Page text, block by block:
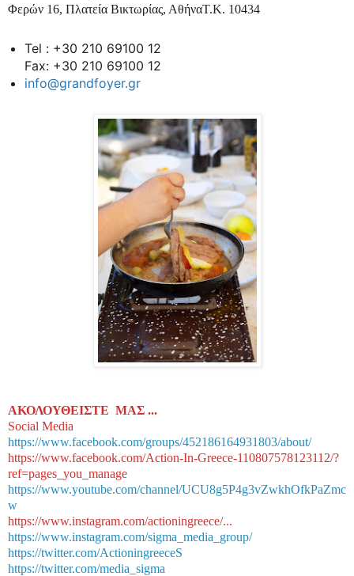
Φερών 16, Πλατεία Βικτωρίας, ΑθήναΤ.Κ. 10434
Tel : +30 210 69100 12
Fax: +30 210 69100 12
info@grandfoyer.gr
ΑΚΟΛΟΥΘΕΙΣΤΕ  ΜΑΣ ...
Social Media
https://www.facebook.com/groups/452186164931803/about/
https://www.facebook.com/Action-In-Greece-110807578123112/?
ref=pages_you_manage
https://www.youtube.com/channel/UCU8g5P4g3vZwkhOfkPaZmc
w
https://www.instagram.com/actioningreece/...
https://www.instagram.com/sigma_media_group/
https://twitter.com/ActioningreeceS
https://twitter.com/media_sigma